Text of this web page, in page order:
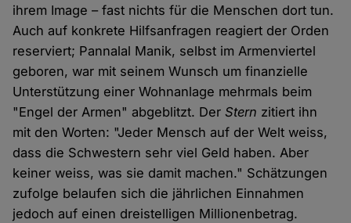
ihrem Image – fast nichts für die Menschen dort tun.
Auch auf konkrete Hilfsanfragen reagiert der Orden
reserviert; Pannalal Manik, selbst im Armenviertel
geboren, war mit seinem Wunsch um finanzielle
Unterstützung einer Wohnanlage mehrmals beim
"Engel der Armen" abgeblitzt. DerStern zitiert ihn
mit den Worten: "Jeder Mensch auf der Welt weiss,
dass die Schwestern sehr viel Geld haben. Aber
keiner weiss, was sie damit machen." Schätzungen
zufolge belaufen sich die jährlichen Einnahmen
jedoch auf einen dreistelligen Millionenbetrag.